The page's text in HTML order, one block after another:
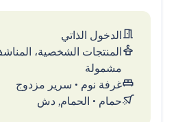
الدخول الذاتي
المنتجات الشخصية،
مشمولة
غرفة نوم • سرير مزدوج
حمام • الحمام, دش